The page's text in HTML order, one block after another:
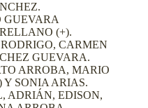
GUEVARA
(+).
CARMEN
GUEVARA.
ARROBA, MARIO
Y SONIA ARIAS.
ADRIÁN, EDISON,